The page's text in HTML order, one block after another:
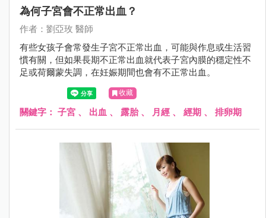
為何子宮會不正常出血？
作者：劉亞玫 醫師
有些女孩子會常發生子宮不正常出血，可能與作息或生活習
慣有關，但如果長期不正常出血就代表子宮內膜的穩定性不
足或荷爾蒙失調，在妊娠期間也會有不正常出血。
收藏
關鍵字： 子宮 、 出血 、 露胎、 月經 、 經期 、 排卵期